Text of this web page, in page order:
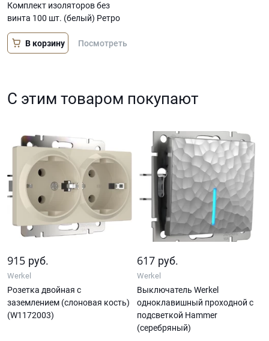
Комплект изоляторов без
винта 100 шт. (белый) Ретро
В корзину Посмотреть
С этим товаром покупают
915 руб.
Werkel
Розетка двойная с
заземлением (слоновая кость)
(W1172003)
617 руб.
Werkel
Выключатель Werkel
одноклавишный проходной с
подсветкой Hammer
(серебряный)